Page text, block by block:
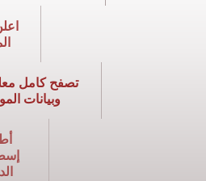
تصفح كامل
وبيانات